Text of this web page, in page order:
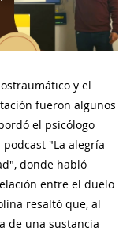
y el
fueron algunos
el psicólogo
"La alegría
donde habló
entre el duelo
resaltó que, al
de una sustancia